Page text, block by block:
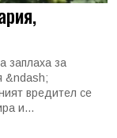
заплаха за
&ndash;
вредител се
и...